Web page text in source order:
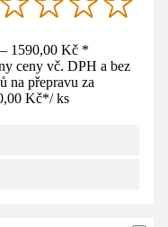
1590,00 Kč *
ceny vč. DPH a bez
na přepravu za
Kč*/ ks